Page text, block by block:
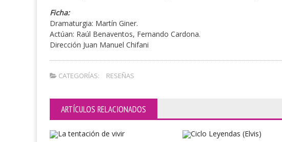
Ficha:
Dramaturgia: Martín Giner.
Actúan: Raúl Benaventos, Fernando Cardona.
Dirección Juan Manuel Chifani
CATEGORÍAS: RESEÑAS
ARTÍCULOS RELACIONADOS